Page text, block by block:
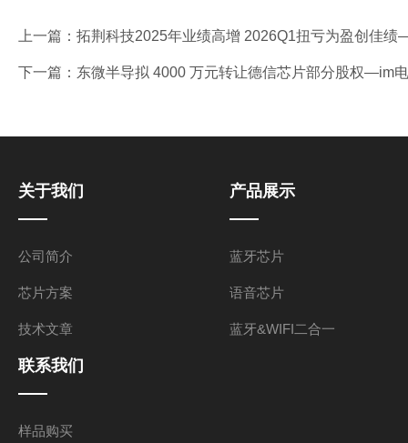
上一篇： 拓荆科技2025年业绩高增 2026Q1扭亏为盈创佳绩
下一篇： 东微半导拟 4000 万元转让德信芯片部分股权—im
关于我们
公司简介
芯片方案
技术文章
产品展示
蓝牙芯片
语音芯片
蓝牙&WIFI二合一
联系我们
样品购买